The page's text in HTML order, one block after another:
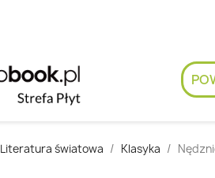
Literatura światowa Klasyka